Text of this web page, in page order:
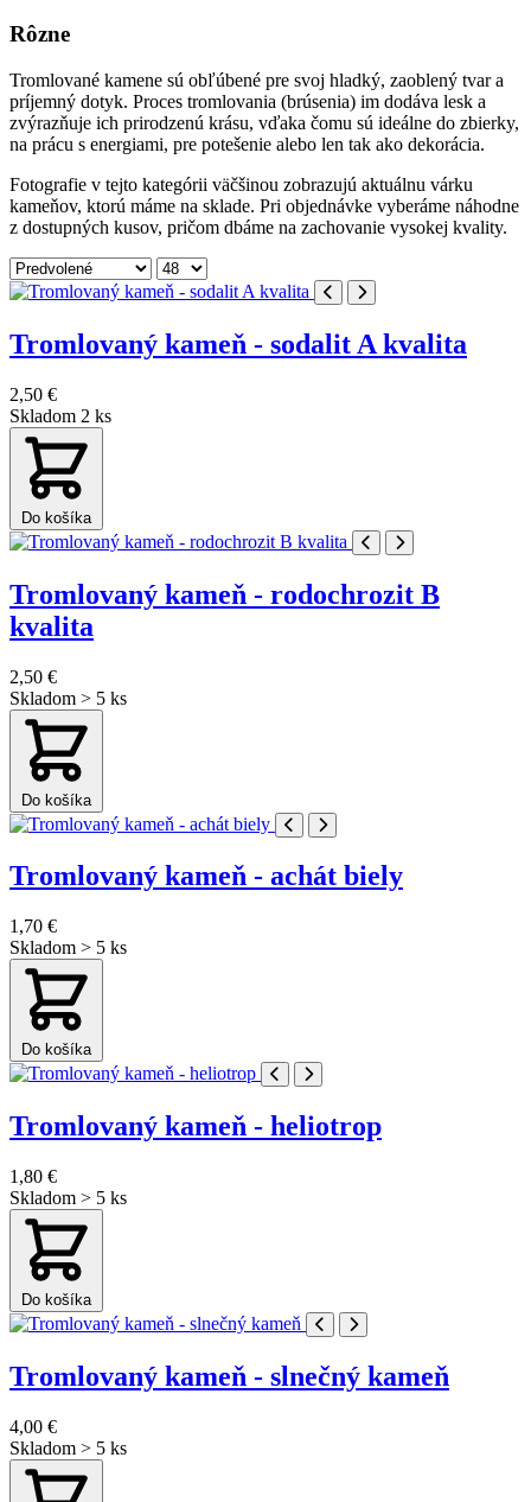
Rôzne
Tromlované kamene sú obľúbené pre svoj hladký, zaoblený tvar a
príjemný dotyk. Proces tromlovania (brúsenia) im dodáva lesk a
zvýrazňuje ich prirodzenú krásu, vďaka čomu sú ideálne do zbierky,
na prácu s energiami, pre potešenie alebo len tak ako dekorácia.
Fotografie v tejto kategórii väčšinou zobrazujú aktuálnu várku
kameňov, ktorú máme na sklade. Pri objednávke vyberáme náhodne
z dostupných kusov, pričom dbáme na zachovanie vysokej kvality.
Tromlovaný kameň - sodalit A kvalita
2,50 €
Skladom 2 ks
Do košíka
Tromlovaný kameň - rodochrozit B
kvalita
2,50 €
Skladom > 5 ks
Do košíka
Tromlovaný kameň - achát biely
1,70 €
Skladom > 5 ks
Do košíka
Tromlovaný kameň - heliotrop
1,80 €
Skladom > 5 ks
Do košíka
Tromlovaný kameň - slnečný kameň
4,00 €
Skladom > 5 ks